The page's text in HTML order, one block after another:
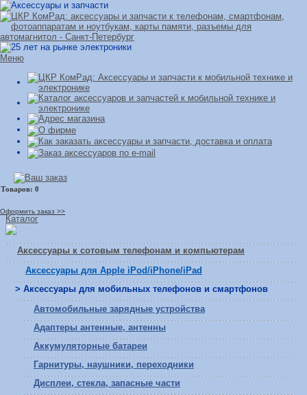
Меню
Оформить заказ >>
Каталог
Аксессуары к сотовым телефонам и компьютерам
Аксессуары для Apple iPod/iPhone/iPad
> Аксессуары для мобильных телефонов и смартфонов
Автомобильные зарядные устройства
Адаптеры антенные, антенны
Аккумуляторные батареи
Гарнитуры, наушники, переходники
Дисплеи, стекла, запасные части